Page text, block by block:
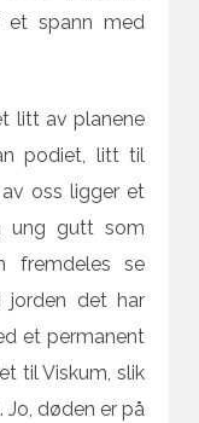
et spann med
litt av planene
podiet, litt til
oss ligger et
ung gutt som
fremdeles se
jorden det har
et permanent
til Viskum, slik
Jo, døden er på